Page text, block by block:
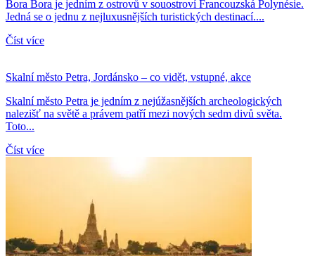
Bora Bora je jedním z ostrovů v souostroví Francouzská Polynésie.
Jedná se o jednu z nejluxusnějších turistických destinací....
Číst více
Skalní město Petra, Jordánsko – co vidět, vstupné, akce
Skalní město Petra je jedním z nejúžasnějších archeologických
nalezišť na světě a právem patří mezi nových sedm divů světa.
Toto...
Číst více